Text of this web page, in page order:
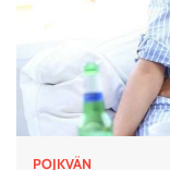
POJKVÄN